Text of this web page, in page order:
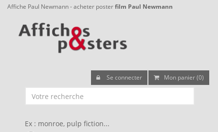
Affiche Paul Newmann - acheter posterfilm Paul Newmann
Se connecter Mon panier (0)
Ex : monroe, pulp fiction...